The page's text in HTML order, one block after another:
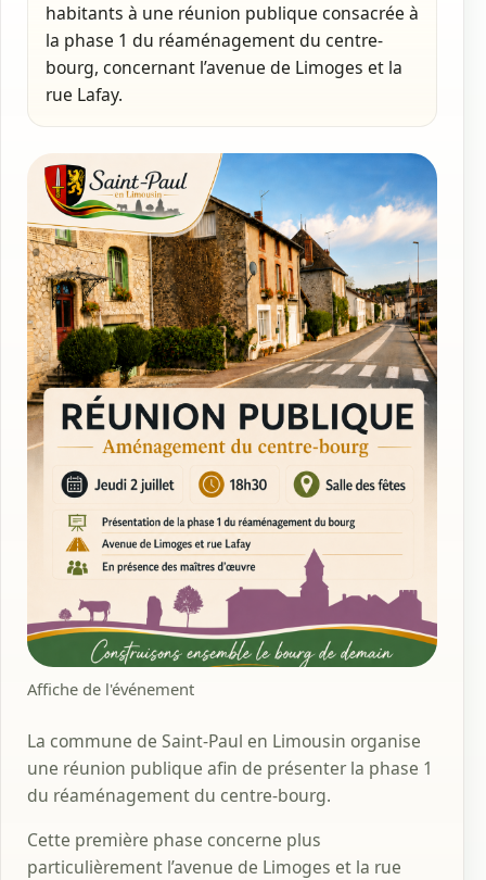
habitants à une réunion publique consacrée à
la phase 1 du réaménagement du centre-
bourg, concernant l’avenue de Limoges et la
rue Lafay.
Affiche de l'événement
La commune de Saint-Paul en Limousin organise
une réunion publique afin de présenter la phase 1
du réaménagement du centre-bourg.
Cette première phase concerne plus
particulièrement l’avenue de Limoges et la rue